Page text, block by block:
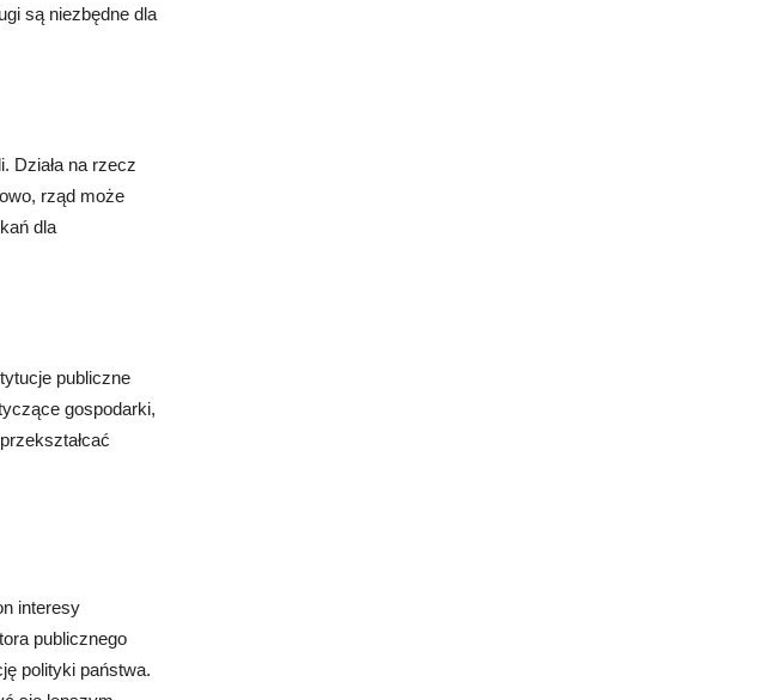
są niezbędne dla
Działa na rzecz
rząd może
dla
publiczne
gospodarki,
interesy
publicznego
polityki państwa.